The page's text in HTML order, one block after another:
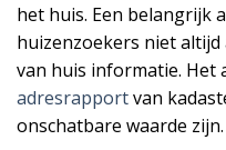
het huis. Een belangrijk
huizenzoekers niet
van huis informatie. Het
adresrapportvan
onschatbare waarde zijn.